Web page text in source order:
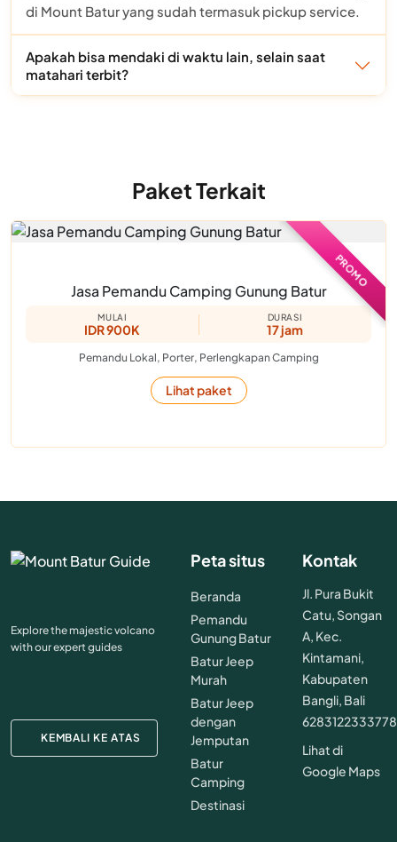
di Mount Batur yang sudah termasuk pickup service.
Apakah bisa mendaki di waktu lain, selain saat
matahari terbit?
Paket Terkait
Jasa Pemandu Camping Gunung Batur
MULAI
IDR 900K
DURASI
17 jam
Pemandu Lokal, Porter, Perlengkapan Camping
Lihat paket
PROMO
Explore the majestic volcano
with our expert guides
KEMBALI KE ATAS
Peta situs
Beranda
Pemandu
Gunung Batur
Batur Jeep
Murah
Batur Jeep
dengan
Jemputan
Batur
Camping
Destinasi
Kontak
Jl. Pura Bukit
Catu, Songan
A, Kec.
Kintamani,
Kabupaten
Bangli, Bali
6283122333778
Lihat di
Google Maps